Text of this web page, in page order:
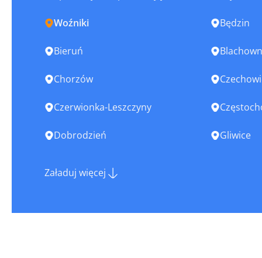
Woźniki Będzin
Bieruń
Chorzów
Czerwionka-Leszczyny
Dobrodzień Gliwice
Załaduj więcej